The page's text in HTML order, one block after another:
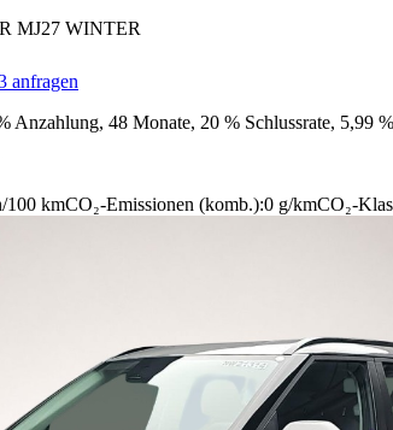
MJ27 WINTER
anfragen
48 Monate, 20 % Schlussrate, 5,99
100 kmCO₂-Emissionen (komb.):0 g/kmCO₂-